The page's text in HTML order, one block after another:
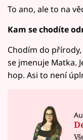
To ano, ale to na
Kam se chodíte
Chodím do
se jmenuje Matka.
hop. Asi to není